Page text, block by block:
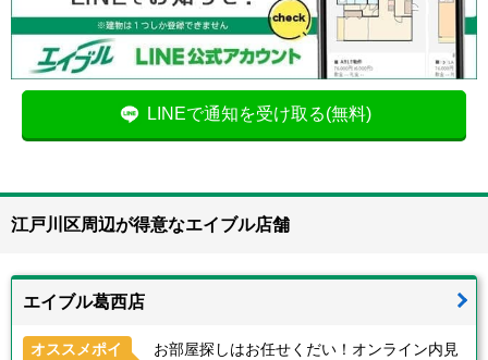
LINEで通知を受け取る(無料)
江戸川区周辺が得意なエイブル店舗
エイブル葛西店
オススメポイ
お部屋探しはお任せくだい！オンライン内見